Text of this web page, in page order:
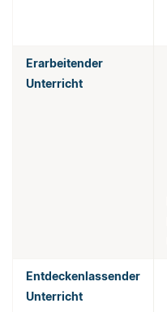
Erarbeitender
Unterricht
Entdeckenlassender
Unterricht